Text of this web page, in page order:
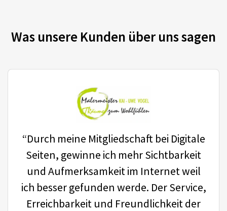
Was unsere Kunden über uns sagen
“Durch meine Mitgliedschaft bei Digitale
Seiten, gewinne ich mehr Sichtbarkeit
und Aufmerksamkeit im Internet weil
ich besser gefunden werde. Der Service,
Erreichbarkeit und Freundlichkeit der